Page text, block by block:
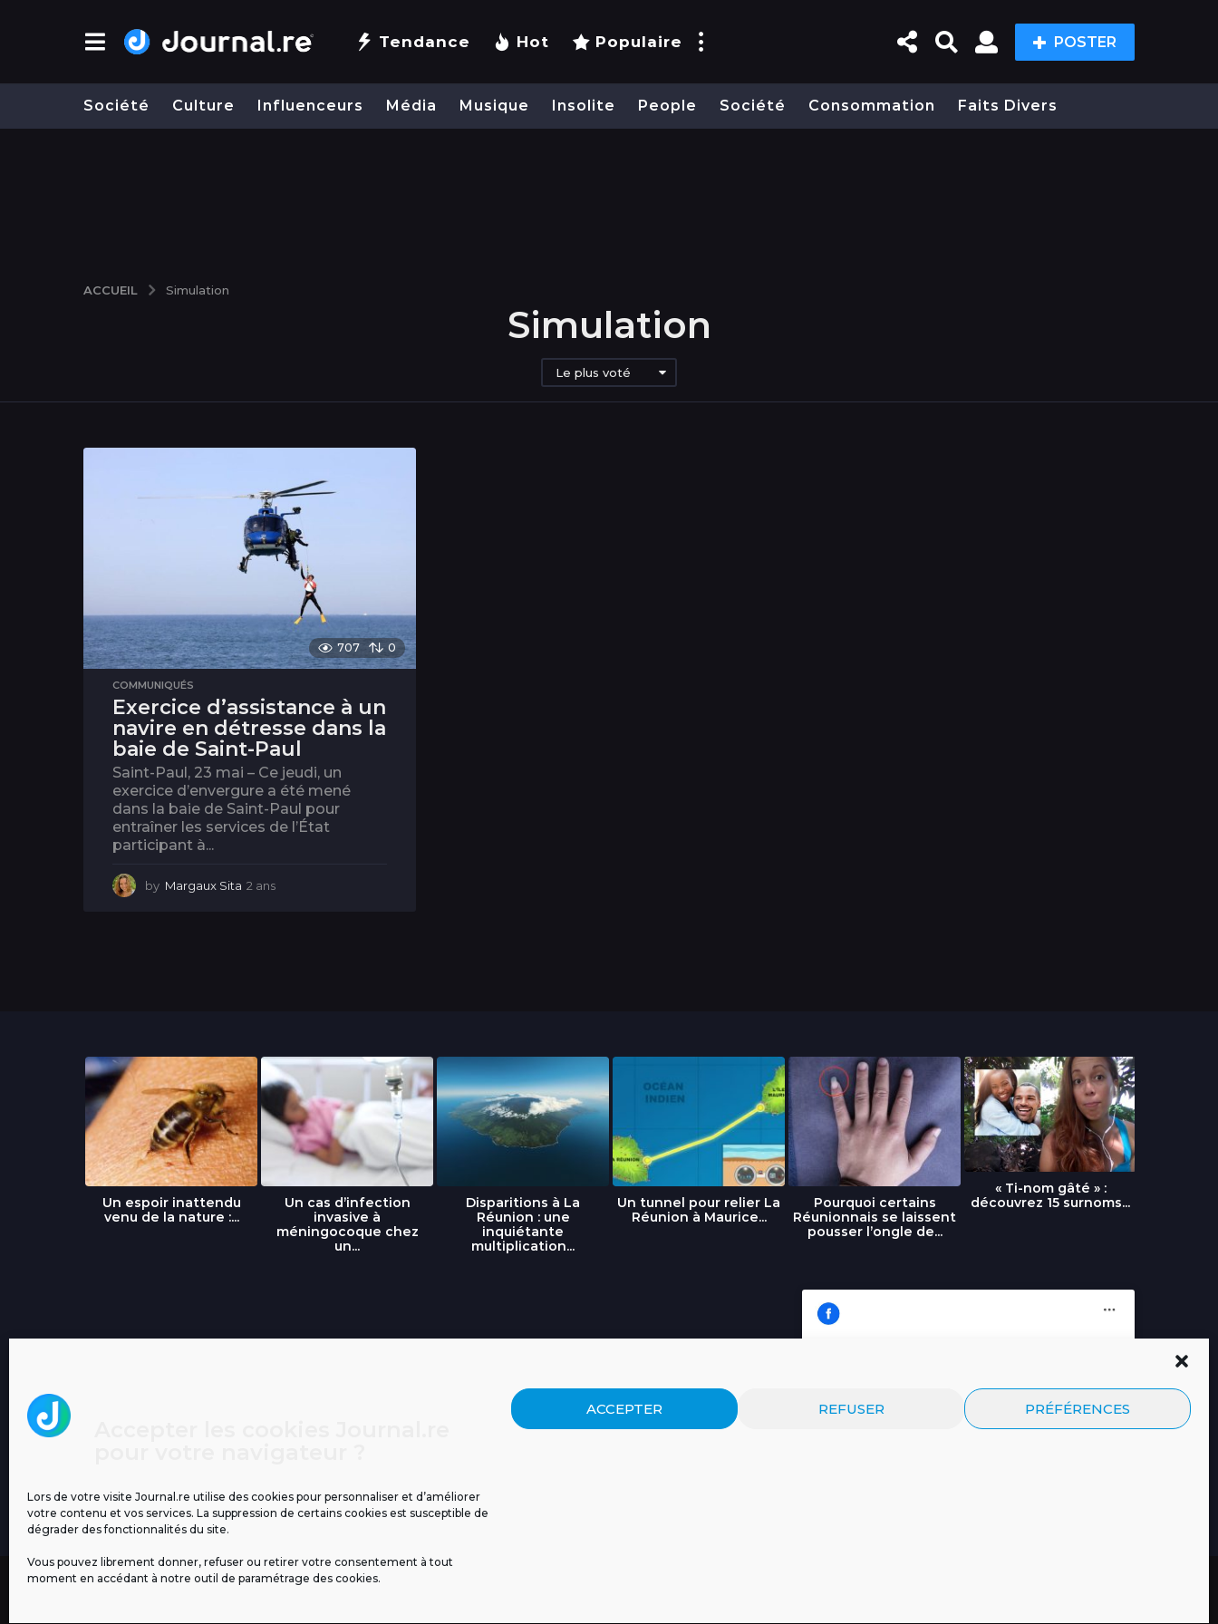
Lors de votre visite Journal.re utilise des cookies pour personnaliser et d’améliorer
votre contenu et vos services. La suppression de certains cookies est susceptible de
dégrader des fonctionnalités du site.
Vous pouvez librement donner, refuser ou retirer votre consentement à tout
moment en accédant à notre outil de paramétrage des cookies.
ACCEPTER REFUSER PRÉFÉRENCES
Tendance Hot Populaire POSTER
Société Culture Influenceurs Média Musique Insolite People Société Consommation Faits Divers
ACCUEIL Simulation
Simulation
Le plus voté
707 0
COMMUNIQUÉS
Exercice d’assistance à un
navire en détresse dans la
baie de Saint-Paul
Saint-Paul, 23 mai – Ce jeudi, un
exercice d’envergure a été mené
dans la baie de Saint-Paul pour
entraîner les services de l’État
participant à...
by Margaux Sita 2 ans
Un espoir inattendu
venu de la nature :...
Un cas d’infection
invasive à
méningocoque chez
un...
Disparitions à La
Réunion : une
inquiétante
multiplication...
Un tunnel pour relier La
Réunion à Maurice...
Pourquoi certains
Réunionnais se laissent
pousser l’ongle de...
« Ti-nom gâté » :
découvrez 15 surnoms...
Journal.re
Cliquez pour accepter les cookies
marketing et activer ce contenu
MENTIONS LÉGALES PUBLICITÉ BLOG NOS ÉMISSIONS